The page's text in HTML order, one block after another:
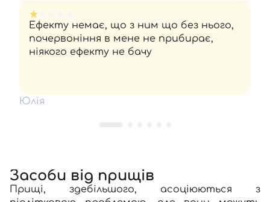
Ефекту немає, що з ним що без нього,
почервоніння в мене не прибирає,
ніякого ефекту не бачу
Юлія
Засоби від прищів
Прищі, здебільшого, асоціюються з